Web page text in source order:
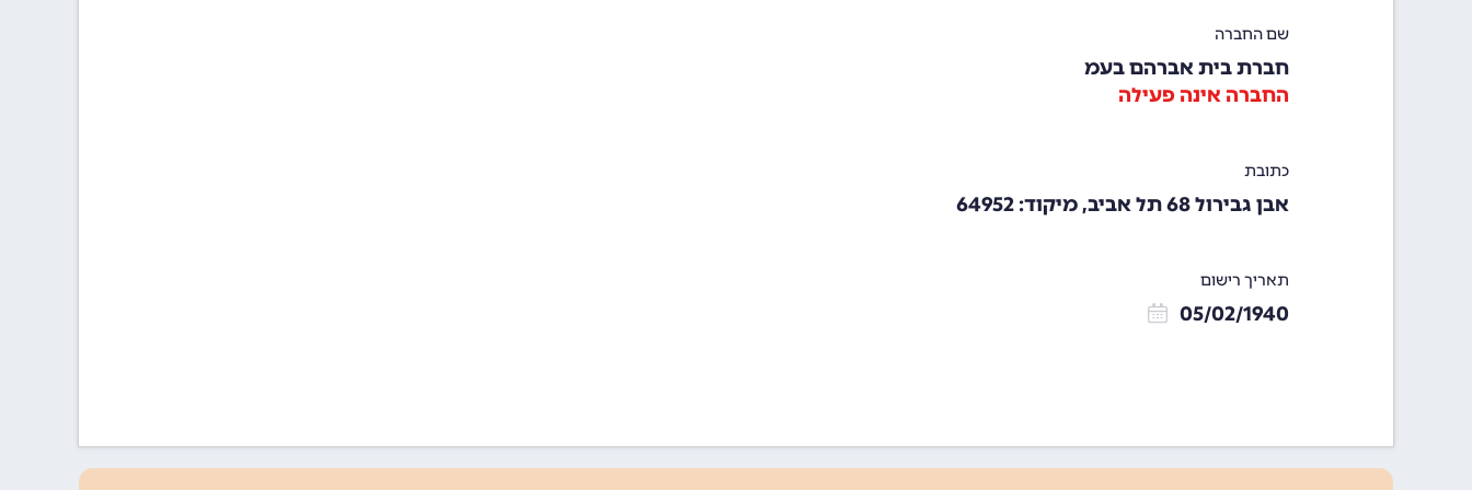
שם החברה
חברת בית אברהם בעמ
החברה אינה פעילה
כתובת
אבן גבירול 68 תל אביב, מיקוד: 64952
תאריך רישום
05/02/1940